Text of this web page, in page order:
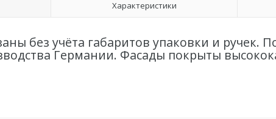
Характеристики
без учёта габаритов упаковки и ручек.
Германии. Фасады покрыты